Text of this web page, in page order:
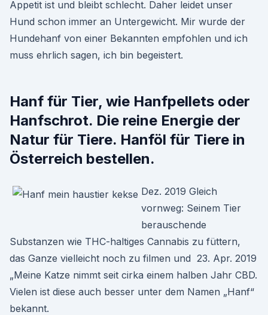
Appetit ist und bleibt schlecht. Daher leidet unser
Hund schon immer an Untergewicht. Mir wurde der
Hundehanf von einer Bekannten empfohlen und ich
muss ehrlich sagen, ich bin begeistert.
Hanf für Tier, wie Hanfpellets oder
Hanfschrot. Die reine Energie der
Natur für Tiere. Hanföl für Tiere in
Österreich bestellen.
Dez. 2019 Gleich
vornweg: Seinem Tier
berauschende
Substanzen wie THC-haltiges Cannabis zu füttern,
das Ganze vielleicht noch zu filmen und 23. Apr. 2019
„Meine Katze nimmt seit cirka einem halben Jahr CBD.
Vielen ist diese auch besser unter dem Namen „Hanf“
bekannt.